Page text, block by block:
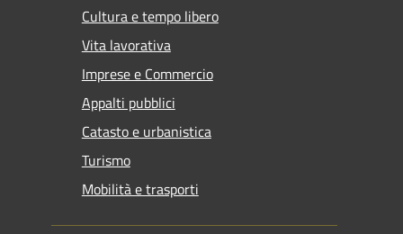
Cultura e tempo libero
Vita lavorativa
Imprese e Commercio
Appalti pubblici
Catasto e urbanistica
Turismo
Mobilità e trasporti